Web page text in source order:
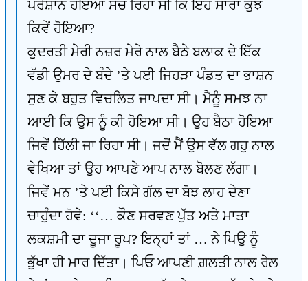
ਪਰੇਸ਼ਾਨ ਹੋਇਆ ਸੋਚ ਰਿਹਾ ਸੀ ਕਿ ਇਹ ਸਾਰਾ ਕੁਝ
ਕਿਵੇਂ ਹੋਇਆ?
ਕੁਦਰਤੀ ਮੇਰੀ ਨਜ਼ਰ ਮੇਰੇ ਨਾਲ ਬੈਠੇ ਬਲਾਕ ਦੇ ਇੱਕ
ਵੱਡੀ ਉਮਰ ਦੇ ਬੰਦੇ ’ਤੇ ਪਈ ਜਿਹੜਾ ਪੰਡਤ ਦਾ ਭਾਸ਼ਨ
ਸੁਣ ਕੇ ਬਹੁਤ ਵਿਚਲਿਤ ਜਾਪਦਾ ਸੀ। ਮੈਨੂੰ ਸਮਝ ਨਾ
ਆਈ ਕਿ ਉਸ ਨੂੰ ਕੀ ਹੋਇਆ ਸੀ। ਉਹ ਬੈਠਾ ਹੋਇਆ
ਜਿਵੇਂ ਹਿੱਲੀ ਜਾ ਰਿਹਾ ਸੀ। ਜਦੋਂ ਮੈਂ ਉਸ ਵੱਲ ਗਹੁ ਨਾਲ
ਵੇਖਿਆ ਤਾਂ ਉਹ ਆਪਣੇ ਆਪ ਨਾਲ ਬੋਲਣ ਲੱਗਾ।
ਜਿਵੇਂ ਮਨ ’ਤੇ ਪਈ ਕਿਸੇ ਗੱਲ ਦਾ ਬੋਝ ਲਾਹ ਦੇਣਾ
ਚਾਹੁੰਦਾ ਹੋਵੇ: ‘‘… ਕੌਣ ਸਰਵਣ ਪੁੱਤ ਅਤੇ ਮਾਤਾ
ਲਕਸ਼ਮੀ ਦਾ ਦੂਜਾ ਰੂਪ? ਇਨ੍ਹਾਂ ਤਾਂ … ਨੇ ਪਿਉ ਨੂੰ
ਭੁੱਖਾ ਹੀ ਮਾਰ ਦਿੱਤਾ। ਪਿਓ ਆਪਣੀ ਗ਼ਲਤੀ ਨਾਲ ਰੇਲ